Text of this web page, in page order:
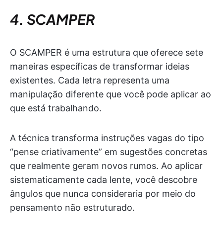
4. SCAMPER
O SCAMPER é uma estrutura que oferece sete
maneiras específicas de transformar ideias
existentes. Cada letra representa uma
manipulação diferente que você pode aplicar ao
que está trabalhando.
A técnica transforma instruções vagas do tipo
“pense criativamente” em sugestões concretas
que realmente geram novos rumos. Ao aplicar
sistematicamente cada lente, você descobre
ângulos que nunca consideraria por meio do
pensamento não estruturado.